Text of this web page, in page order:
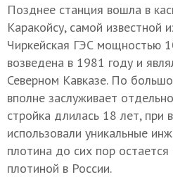
Позднее станция вошла в
Каракойсу, самой известной
Чиркейская ГЭС мощностью
возведена в 1981 году и
Северном Кавказе. По
вполне заслуживает
стройка длилась 18 лет, при
использовали уникальные
плотина до сих пор
плотиной в России.